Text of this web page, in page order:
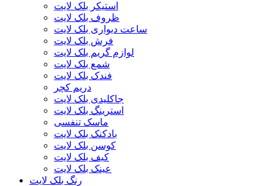
استیکر بلک لایت
ظروف بلک لایت
ساعت دیواری بلک لایت
فرش بلک لایت
لوازم گریم بلک لایت
شمع بلک لایت
فندک بلک لایت
دریم کچر
جاکلیدی بلک لایت
استرینگ بلک لایت
ماسک تنفسی
بادکنک بلک لایت
کوسن بلک لایت
کیف بلک لایت
عینک بلک لایت
رنگ بلک لایت